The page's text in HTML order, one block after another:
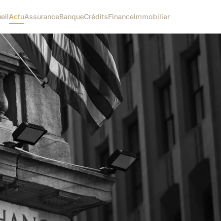
ActuAssuranceBanqueCréditsFinanceImmobilier